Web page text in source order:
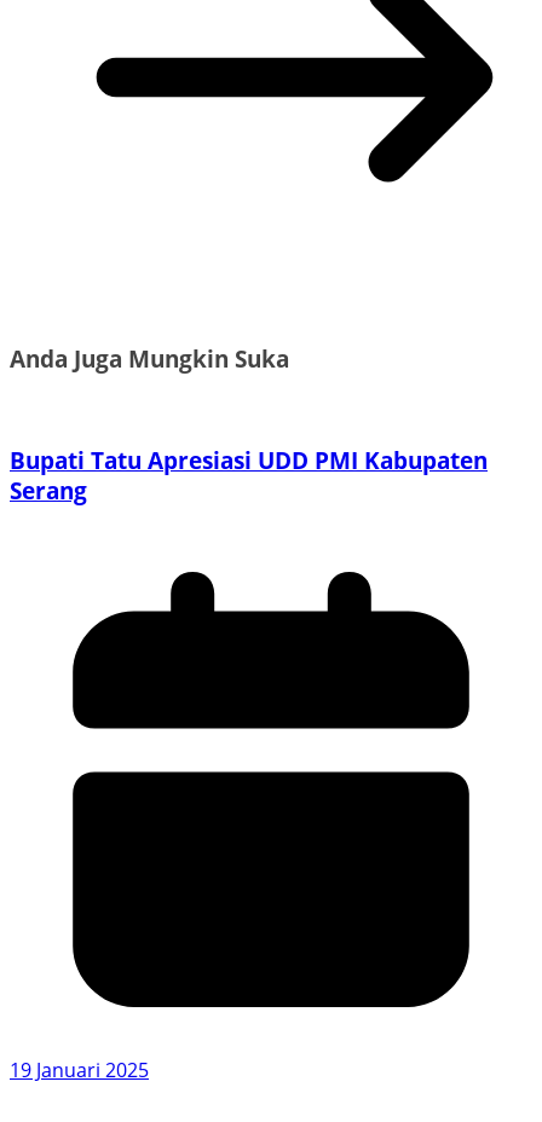
Anda Juga Mungkin Suka
Bupati Tatu Apresiasi UDD PMI Kabupaten
Serang
19 Januari 2025